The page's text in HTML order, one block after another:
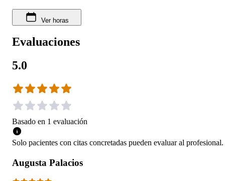
Ver horas
Evaluaciones
5.0
Basado en 1 evaluación
Solo pacientes con citas concretadas pueden evaluar al profesional.
Augusta Palacios